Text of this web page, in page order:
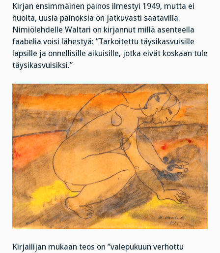
Kirjan ensimmäinen painos ilmestyi 1949, mutta ei
huolta, uusia painoksia on jatkuvasti saatavilla.
Nimiölehdelle Waltari on kirjannut millä asenteella
faabelia voisi lähestyä: ”Tarkoitettu täysikasvuisille
lapsille ja onnellisille aikuisille, jotka eivät koskaan tule
täysikasvuisiksi.”
Kirjailijan mukaan teos on ”valepukuun verhottu